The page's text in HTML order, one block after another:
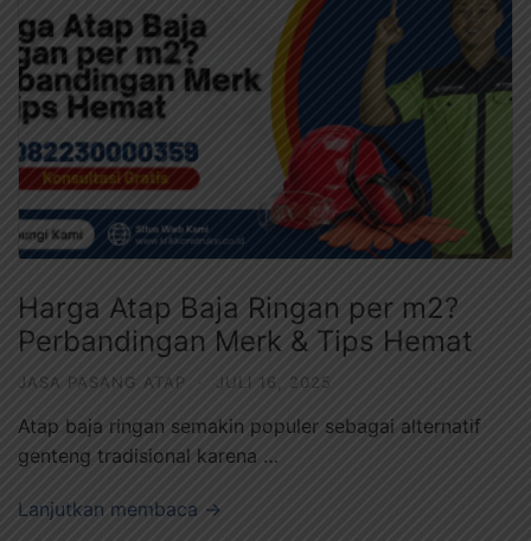
Harga Atap Baja Ringan per m2?
Perbandingan Merk & Tips Hemat
JASA PASANG ATAP JULI 16, 2025
Atap baja ringan semakin populer sebagai alternatif
genteng tradisional karena …
Lanjutkan membaca →